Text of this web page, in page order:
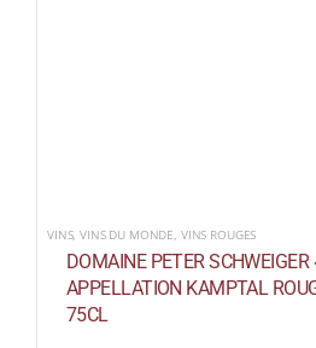
VINS,VINS DU MONDE VINS ROUGES
DOMAINE PETER SCHWEIGER
APPELLATION KAMPTAL
75CL